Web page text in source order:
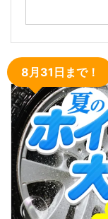
8月31日まで！